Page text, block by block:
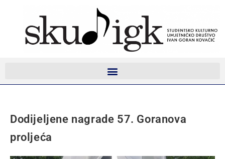
Dodijeljene nagrade 57. Goranova
proljeća